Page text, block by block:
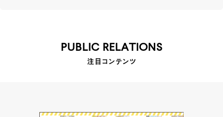
PUBLIC RELATIONS
注目コンテンツ